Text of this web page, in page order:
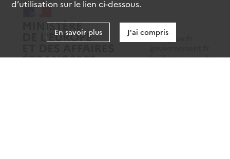
data.gouv.fr
legifrance.gouv.fr
d’utilisation sur le lien ci-dessous.
En savoir plus J'ai compris